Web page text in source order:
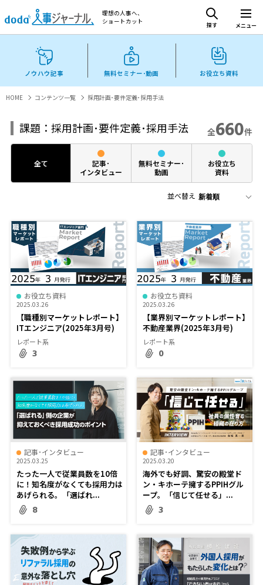
理想の人事へ、
ショートカット
探す メニュー
ノウハウ記事 無料セミナー･動画 お役立ち資料
HOME コンテンツ一覧 採用計画･要件定義･採用手法
課題：採用計画･要件定義･採用手法 全660件
全て
記事･
インタビュー
無料セミナー･
動画
お役立ち
資料
並べ替え
お役立ち資料
2025.03.26
【職種別マーケットレポート】
ITエンジニア(2025年3月号)
レポート系
3
お役立ち資料
2025.03.26
【業界別マーケットレポート】
不動産業界(2025年3月号)
レポート系
0
記事･インタビュー
2025.03.25
たった一人で従業員数を10倍
に！知名度がなくても採用力は
あげられる。「選ばれ...
8
記事･インタビュー
2025.03.20
海外でも好調、驚安の殿堂ド
ン・キホーテ擁するPPIHグル
ープ。「信じて任せる」...
3